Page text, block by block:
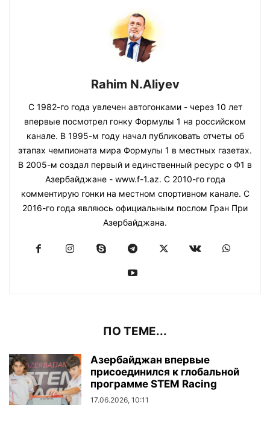
Rahim N.Aliyev
С 1982-го года увлечен автогонками - через 10 лет
впервые посмотрел гонку Формулы 1 на российском
канале. В 1995-м году начал публиковать отчеты об
этапах чемпионата мира Формулы 1 в местных газетах.
В 2005-м создал первый и единственный ресурс о Ф1 в
Азербайджане - www.f-1.az. С 2010-го года
комментирую гонки на местном спортивном канале. С
2016-го года являюсь официальным послом Гран При
Азербайджана.
ПО ТЕМЕ...
Азербайджан впервые
присоединился к глобальной
программе STEM Racing
17.06.2026, 10:11